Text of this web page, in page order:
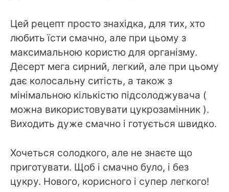
Цей рецепт просто знахідка, для тих, хто
любить їсти смачно, але при цьому з
максимальною користю для організму.
Десерт мега сирний, легкий, але при цьому
дає колосальну ситість, а також з
мінімальною кількістю підсолоджувача (
можна використовувати цукрозамінник ).
Виходить дуже смачно і готується швидко.
Хочеться солодкого, але не знаєте що
приготувати. Щоб і смачно було, і без
цукру. Нового, корисного і супер легкого!